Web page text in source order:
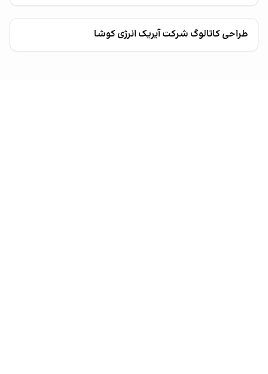
طراحی کاتالوگ شرکت آیریک انرژی کوشا